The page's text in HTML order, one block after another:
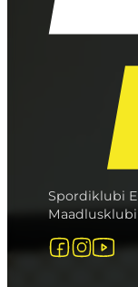
Spordiklubi
Follow us
Follow